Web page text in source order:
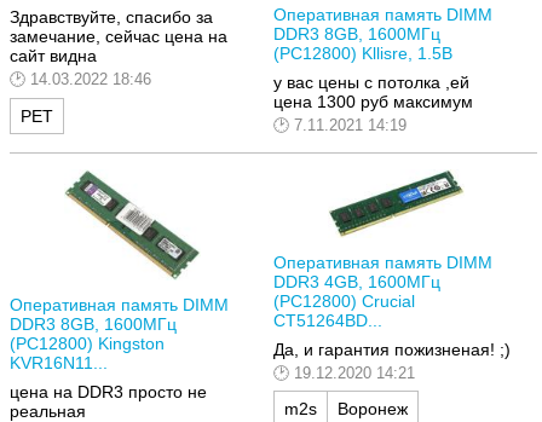
Здравствуйте, спасибо за
замечание, сейчас цена на
сайт видна
14.03.2022 18:46
РЕТ
Оперативная память DIMM
DDR3 8GB, 1600МГц
(PC12800) Kllisre, 1.5В
у вас цены с потолка ,ей
цена 1300 руб максимум
7.11.2021 14:19
Оперативная память DIMM
DDR3 8GB, 1600МГц
(PC12800) Kingston
KVR16N11...
цена на DDR3 просто не
реальная
Оперативная память DIMM
DDR3 4GB, 1600МГц
(PC12800) Crucial
CT51264BD...
Да, и гарантия пожизненая! ;)
19.12.2020 14:21
m2s Воронеж